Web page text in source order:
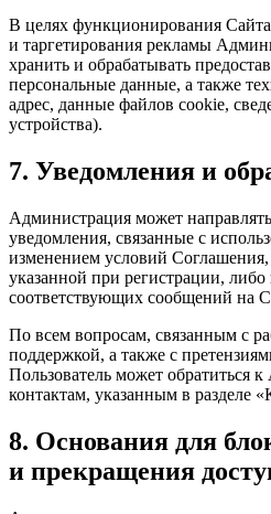
В целях функционирования
и таргетирования рекламы
хранить и обрабатывать
персональные данные, а также
адрес, данные файлов cookie,
устройства).
7. Уведомления и
Администрация может
уведомления, связанные с
изменением условий
указанной при регистрации,
соответствующих сообщений на
По всем вопросам, связанным с
поддержкой, а также с
Пользователь может обратиться
контактам, указанным в разделе
8. Основания для
и прекращения